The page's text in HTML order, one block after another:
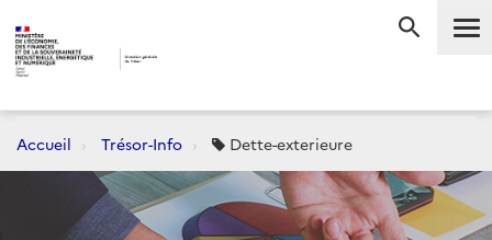
Accueil Trésor-Info Dette-exterieure